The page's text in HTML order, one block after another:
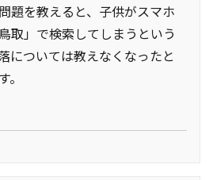
題を教えると、子供がスマホ
」で検索してしまうという
については教えなくなったと